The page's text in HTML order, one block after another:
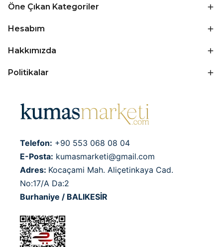
Öne Çıkan Kategoriler
Hesabım
Hakkımızda
Politikalar
Telefon: +90 553 068 08 04
E-Posta: kumasmarketi@gmail.com
Adres: Kocaçami Mah. Aliçetinkaya Cad.
No:17/A Da:2
Burhaniye / BALIKESİR